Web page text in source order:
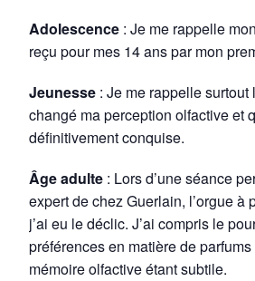
Adolescence : Je me rappelle
reçu pour mes 14 ans par mon
Jeunesse : Je me rappelle surtout
changé ma perception olfactive et
définitivement conquise.
Âge adulte : Lors d’une séance
expert de chez Guerlain, l’orgue à
j’ai eu le déclic. J’ai compris le
préférences en matière de
mémoire olfactive étant subtile.